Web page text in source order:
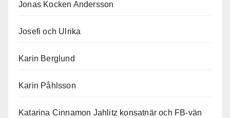
Jonas Kocken Andersson
Josefi och Ulrika
Karin Berglund
Karin Påhlsson
Katarina Cinnamon Jahlitz konsatnär och FB-vän